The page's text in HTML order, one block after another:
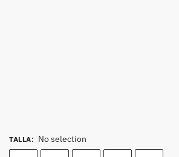
TALLA: No selection